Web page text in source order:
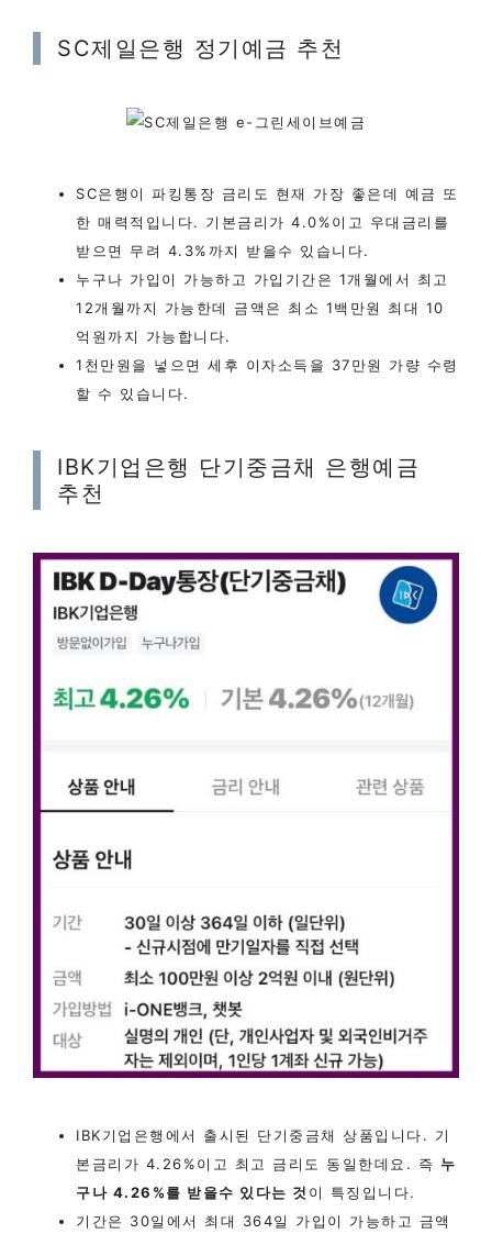
SC제일은행 정기예금 추천
SC은행이 파킹통장 금리도 현재 가장 좋은데 예금 또
한 매력적입니다. 기본금리가 4.0%이고 우대금리를
받으면 무려 4.3%까지 받을수 있습니다.
누구나 가입이 가능하고 가입기간은 1개월에서 최고
12개월까지 가능한데 금액은 최소 1백만원 최대 10
억원까지 가능합니다.
1천만원을 넣으면 세후 이자소득을 37만원 가량 수령
할 수 있습니다.
IBK기업은행 단기중금채 은행예금
추천
IBK기업은행에서 출시된 단기중금채 상품입니다. 기
본금리가 4.26%이고 최고 금리도 동일한데요. 즉 누
구나 4.26%를 받을수 있다는 것 이 특징입니다.
기간은 30일에서 최대 364일 가입이 가능하고 금액